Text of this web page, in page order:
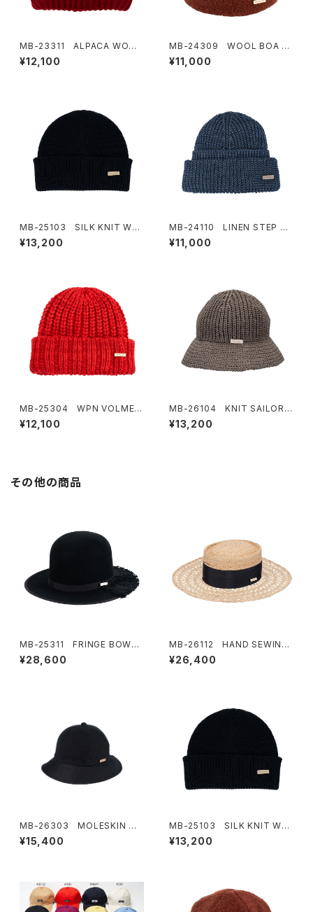
MB-23311 ALPACA WOOL
W KNIT
¥12,100
MB-24309 WOOL BOA W
ATCH
¥11,000
MB-25103 SILK KNIT WAT
CH
¥13,200
MB-24110 LINEN STEP KN
IT
¥11,000
MB-25304 WPN VOLME K
NIT
¥12,100
MB-26104 KNIT SAILOR
HAT
¥13,200
その他の商品
MB-25311 FRINGE BOWLE
R HAT
¥28,600
MB-26112 HAND SEWING
BRAID HAT
¥26,400
MB-26303 MOLESKIN ME
RO HAT
¥15,400
MB-25103 SILK KNIT WAT
CH
¥13,200